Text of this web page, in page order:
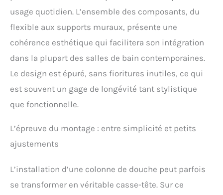
perçages existants. Les
deux supports muraux
【Flexible de douche en
acier inoxydable】
Sa conception spéciale
empêche le tuyau de se
la rouille et à la surface
sur n'importe quel robinet
G1/2 pouce. Longueur
usage quotidien. L’ensemble des composants, du
flexible aux supports muraux, présente une
cohérence esthétique qui facilitera son intégration
dans la plupart des salles de bain contemporaines.
Le design est épuré, sans fioritures inutiles, ce qui
est souvent un gage de longévité tant stylistique
que fonctionnelle.
L’épreuve du montage : entre simplicité et petits
ajustements
L’installation d’une colonne de douche peut parfois
se transformer en véritable casse-tête. Sur ce